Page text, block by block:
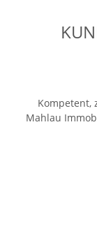
Kompetent,
Mahlau